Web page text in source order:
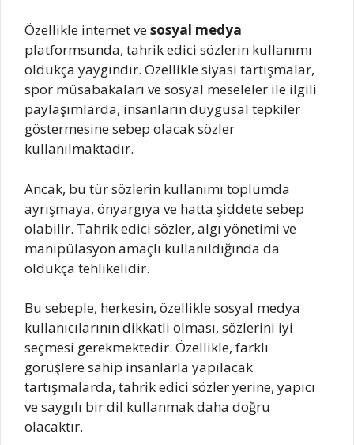
Özellikle internet vesosyal medya
platformsunda, tahrik edici sözlerin kullanımı
oldukça yaygındır. Özellikle siyasi tartışmalar,
spor müsabakaları ve sosyal meseleler ile ilgili
paylaşımlarda, insanların duygusal tepkiler
göstermesine sebep olacak sözler
kullanılmaktadır.
Ancak, bu tür sözlerin kullanımı toplumda
ayrışmaya, önyargıya ve hatta şiddete sebep
olabilir. Tahrik edici sözler, algı yönetimi ve
manipülasyon amaçlı kullanıldığında da
oldukça tehlikelidir.
Bu sebeple, herkesin, özellikle sosyal medya
kullanıcılarının dikkatli olması, sözlerini iyi
seçmesi gerekmektedir. Özellikle, farklı
görüşlere sahip insanlarla yapılacak
tartışmalarda, tahrik edici sözler yerine, yapıcı
ve saygılı bir dil kullanmak daha doğru
olacaktır.